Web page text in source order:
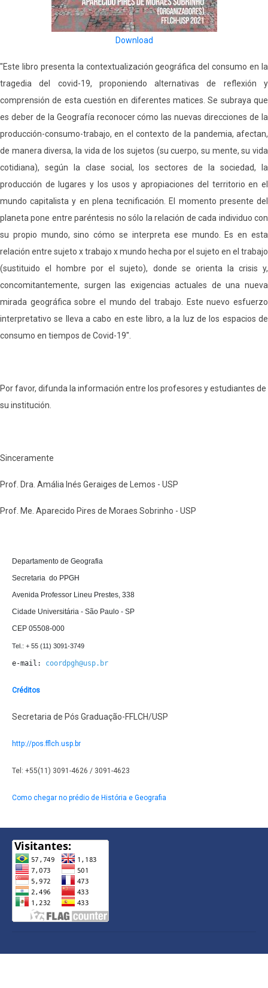
Download
"Este libro presenta la contextualización geográfica del consumo en la
tragedia del covid-19, proponiendo alternativas de reflexión y
comprensión de esta cuestión en diferentes matices. Se subraya que
es deber de la Geografía reconocer cómo las nuevas direcciones de la
producción-consumo-trabajo, en el contexto de la pandemia, afectan,
de manera diversa, la vida de los sujetos (su cuerpo, su mente, su vida
cotidiana), según la clase social, los sectores de la sociedad, la
producción de lugares y los usos y apropiaciones del territorio en el
mundo capitalista y en plena tecnificación. El momento presente del
planeta pone entre paréntesis no sólo la relación de cada individuo con
su propio mundo, sino cómo se interpreta ese mundo. Es en esta
relación entre sujeto x trabajo x mundo hecha por el sujeto en el trabajo
(sustituido el hombre por el sujeto), donde se orienta la crisis y,
concomitantemente, surgen las exigencias actuales de una nueva
mirada geográfica sobre el mundo del trabajo. Este nuevo esfuerzo
interpretativo se lleva a cabo en este libro, a la luz de los espacios de
consumo en tiempos de Covid-19".
Por favor, difunda la información entre los profesores y estudiantes de
su institución.
Sinceramente
Prof. Dra. Amália Inés Geraiges de Lemos - USP
Prof. Me. Aparecido Pires de Moraes Sobrinho - USP
Departamento de Geografia
Secretaria  do PPGH
Avenida Professor Lineu Prestes, 338
Cidade Universitária - São Paulo - SP
CEP 05508-000
e-mail: coordpgh@usp.br
Créditos
Secretaria de Pós Graduação-FFLCH/USP
http://pos.fflch.usp.br
Tel: +55(11) 3091-4626 / 3091-4623
Como chegar no prédio de História e Geografia